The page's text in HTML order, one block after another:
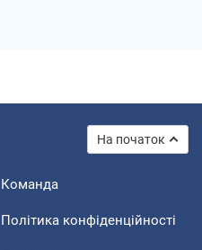
На початок
Команда
Політика конфіденційності